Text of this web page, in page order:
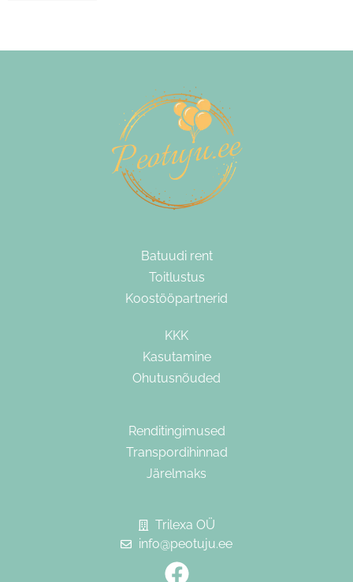
Batuudi rent
Toitlustus
Koostööpartnerid
KKK
Kasutamine
Ohutusnõuded
Renditingimused
Transpordihinnad
Järelmaks
Trilexa OÜ
info@peotuju.ee
Joosep — Peotuju assistent